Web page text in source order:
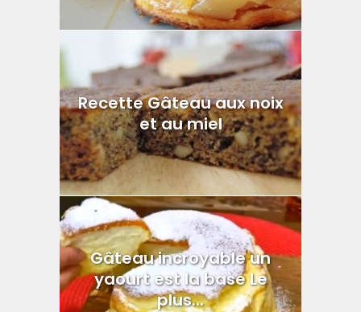
Recette Gâteau aux noix
et au miel
Gâteau incroyable un
yaourt est la base Le
plus...